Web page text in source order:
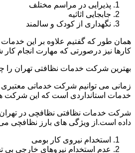
پذیرایی در مراسم مختلف
جابجایی اثاثیه
نگهداری از کودک و سالمند
همان طور که گفتیم علاوه بر این
کارها نیز درصورتی که مهارت انجام
بهترین شرکت خدمات نظافتی تهران را
زمانی می توانیم شرکت خدماتی
خدمات استانداردی است که این شرکت ها
شرکت خدمات نظافتی نظافچی در تهران
داده است.از ویژگی های بارز نظافچی
استخدام نیروی کار بومی
عدم استخدام نیروهای خارجی بی